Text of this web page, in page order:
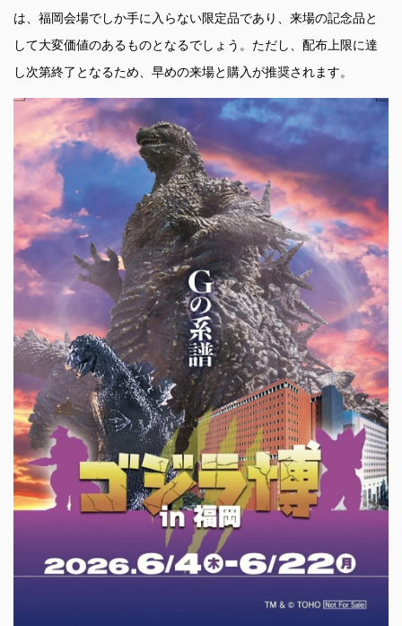
は、福岡会場でしか手に入らない限定品であり、来場の記念品と
して大変価値のあるものとなるでしょう。ただし、配布上限に達
し次第終了となるため、早めの来場と購入が推奨されます。